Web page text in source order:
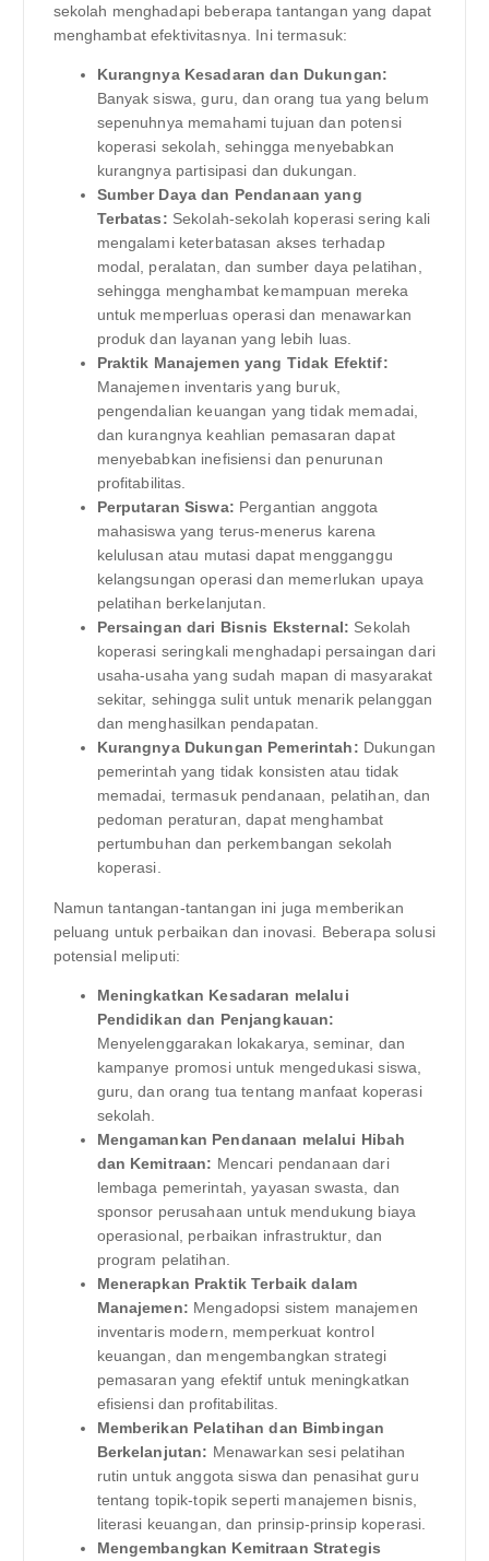
sekolah menghadapi beberapa tantangan yang dapat
menghambat efektivitasnya. Ini termasuk:
Kurangnya Kesadaran dan Dukungan:
Banyak siswa, guru, dan orang tua yang belum
sepenuhnya memahami tujuan dan potensi
koperasi sekolah, sehingga menyebabkan
kurangnya partisipasi dan dukungan.
Sumber Daya dan Pendanaan yang
Terbatas: Sekolah-sekolah koperasi sering kali
mengalami keterbatasan akses terhadap
modal, peralatan, dan sumber daya pelatihan,
sehingga menghambat kemampuan mereka
untuk memperluas operasi dan menawarkan
produk dan layanan yang lebih luas.
Praktik Manajemen yang Tidak Efektif:
Manajemen inventaris yang buruk,
pengendalian keuangan yang tidak memadai,
dan kurangnya keahlian pemasaran dapat
menyebabkan inefisiensi dan penurunan
profitabilitas.
Perputaran Siswa: Pergantian anggota
mahasiswa yang terus-menerus karena
kelulusan atau mutasi dapat mengganggu
kelangsungan operasi dan memerlukan upaya
pelatihan berkelanjutan.
Persaingan dari Bisnis Eksternal: Sekolah
koperasi seringkali menghadapi persaingan dari
usaha-usaha yang sudah mapan di masyarakat
sekitar, sehingga sulit untuk menarik pelanggan
dan menghasilkan pendapatan.
Kurangnya Dukungan Pemerintah: Dukungan
pemerintah yang tidak konsisten atau tidak
memadai, termasuk pendanaan, pelatihan, dan
pedoman peraturan, dapat menghambat
pertumbuhan dan perkembangan sekolah
koperasi.
Namun tantangan-tantangan ini juga memberikan
peluang untuk perbaikan dan inovasi. Beberapa solusi
potensial meliputi:
Meningkatkan Kesadaran melalui
Pendidikan dan Penjangkauan:
Menyelenggarakan lokakarya, seminar, dan
kampanye promosi untuk mengedukasi siswa,
guru, dan orang tua tentang manfaat koperasi
sekolah.
Mengamankan Pendanaan melalui Hibah
dan Kemitraan: Mencari pendanaan dari
lembaga pemerintah, yayasan swasta, dan
sponsor perusahaan untuk mendukung biaya
operasional, perbaikan infrastruktur, dan
program pelatihan.
Menerapkan Praktik Terbaik dalam
Manajemen: Mengadopsi sistem manajemen
inventaris modern, memperkuat kontrol
keuangan, dan mengembangkan strategi
pemasaran yang efektif untuk meningkatkan
efisiensi dan profitabilitas.
Memberikan Pelatihan dan Bimbingan
Berkelanjutan: Menawarkan sesi pelatihan
rutin untuk anggota siswa dan penasihat guru
tentang topik-topik seperti manajemen bisnis,
literasi keuangan, dan prinsip-prinsip koperasi.
Mengembangkan Kemitraan Strategis